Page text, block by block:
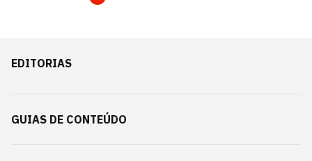
EDITORIAS
GUIAS DE CONTEÚDO